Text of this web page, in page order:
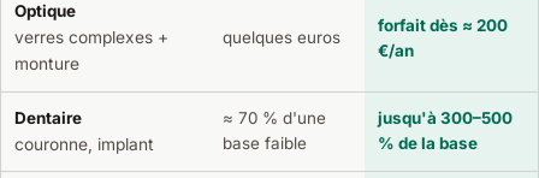
Optique
verres complexes +
monture
quelques euros
forfait dès ≈ 200
€/an
Dentaire
couronne, implant
≈ 70 % d'une
base faible
jusqu'à 300–500
% de la base